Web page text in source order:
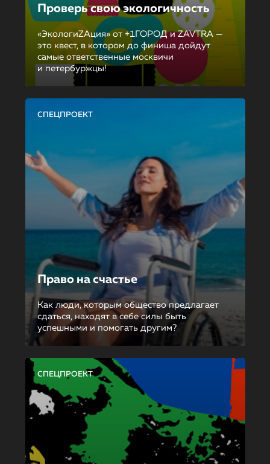
Проверь свою экологичность
«ЭкологиZAция» от +1ГОРОД и ZAVTRA —
это квест, в котором до финиша дойдут
самые ответственные москвичи
и петербуржцы!
СПЕЦПРОЕКТ
Право на счастье
Как люди, которым общество предлагает
сдаться, находят в себе силы быть
успешными и помогать другим?
СПЕЦПРОЕКТ